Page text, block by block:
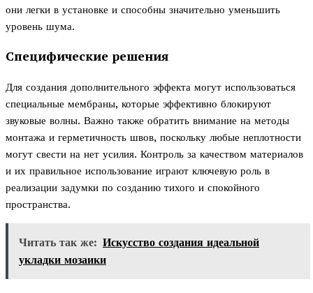
они легки в установке и способны значительно уменьшить
уровень шума.
Специфические решения
Для создания дополнительного эффекта могут использоваться
специальные мембраны, которые эффективно блокируют
звуковые волны. Важно также обратить внимание на методы
монтажа и герметичность швов, поскольку любые неплотности
могут свести на нет усилия. Контроль за качеством материалов
и их правильное использование играют ключевую роль в
реализации задумки по созданию тихого и спокойного
пространства.
Читать так же: Искусство создания идеальной
укладки мозаики